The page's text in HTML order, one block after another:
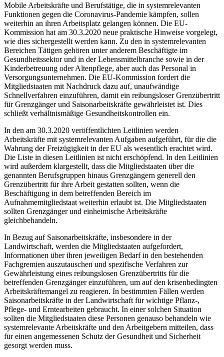
Mobile Arbeitskräfte und Berufstätige, die in systemrelevanten
Funktionen gegen die Coronavirus-Pandemie kämpfen, sollen
weiterhin an ihren Arbeitsplatz gelangen können. Die EU-
Kommission hat am 30.3.2020 neue praktische Hinweise vorgelegt,
wie dies sichergestellt werden kann. Zu den in systemrelevanten
Bereichen Tätigen gehören unter anderem Beschäftigte im
Gesundheitssektor und in der Lebensmittelbranche sowie in der
Kinderbetreuung oder Altenpflege, aber auch das Personal in
Versorgungsunternehmen. Die EU-Kommission fordert die
Mitgliedstaaten mit Nachdruck dazu auf, unaufwändige
Schnellverfahren einzuführen, damit ein reibungsloser Grenzübertritt
für Grenzgänger und Saisonarbeitskräfte gewährleistet ist. Dies
schließt verhältnismäßige Gesundheitskontrollen ein.
In den am 30.3.2020 veröffentlichten Leitlinien werden
Arbeitskräfte mit systemrelevanten Aufgaben aufgeführt, für die die
Wahrung der Freizügigkeit in der EU als wesentlich erachtet wird.
Die Liste in diesen Leitlinien ist nicht erschöpfend. In den Leitlinien
wird außerdem klargestellt, dass die Mitgliedstaaten über die
genannten Berufsgruppen hinaus Grenzgängern generell den
Grenzübertritt für ihre Arbeit gestatten sollten, wenn die
Beschäftigung in dem betreffenden Bereich im
Aufnahmemitgliedstaat weiterhin erlaubt ist. Die Mitgliedstaaten
sollten Grenzgänger und einheimische Arbeitskräfte
gleichbehandeln.
In Bezug auf Saisonarbeitskräfte, insbesondere in der
Landwirtschaft, werden die Mitgliedstaaten aufgefordert,
Informationen über ihren jeweiligen Bedarf in den bestehenden
Fachgremien auszutauschen und spezifische Verfahren zur
Gewährleistung eines reibungslosen Grenzübertritts für die
betreffenden Grenzgänger einzuführen, um auf den krisenbedingten
Arbeitskräftemangel zu reagieren. In bestimmten Fällen werden
Saisonarbeitskräfte in der Landwirtschaft für wichtige Pflanz-,
Pflege- und Erntearbeiten gebraucht. In einer solchen Situation
sollten die Mitgliedstaaten diese Personen genauso behandeln wie
systemrelevante Arbeitskräfte und den Arbeitgebern mitteilen, dass
für einen angemessenen Schutz der Gesundheit und Sicherheit
gesorgt werden muss.